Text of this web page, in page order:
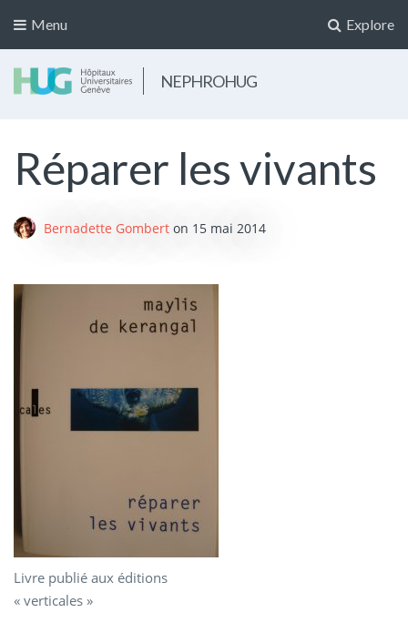
Explore
Menu
NEPHROHUG
Réparer les vivants
Bernadette Gombert on 15 mai 2014
Livre publié aux éditions
« verticales »